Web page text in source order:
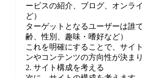
ービスの紹介、ブログ、オンラ
ど）
ターゲットとなるユーザーは誰
齢、性別、趣味・嗜好など）
これを明確にすることで、サイ
ンやコンテンツの方向性が決まり
2. サイト構成を考える